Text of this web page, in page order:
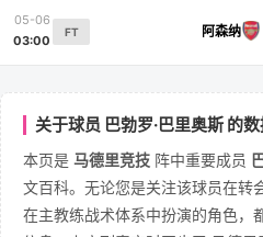
05-06
03:00
FT 阿森纳
关于球员 巴勃罗·巴里奥斯 的
本页是 马德里竞技 阵中重要成员
文百科。无论您是关注该球员在转
在主教练战术体系中扮演的角色，